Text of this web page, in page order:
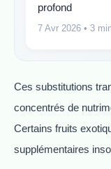
profond
7 Avr 2026 • 3
Ces substitutions
concentrés de
Certains fruits
supplémentaires